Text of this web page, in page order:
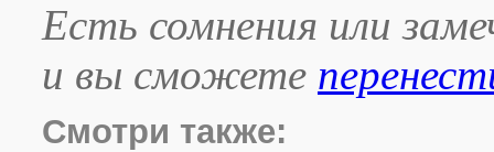
Есть сомнения или
и вы сможете
Смотри также: